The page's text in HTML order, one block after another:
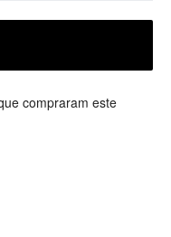
compraram este